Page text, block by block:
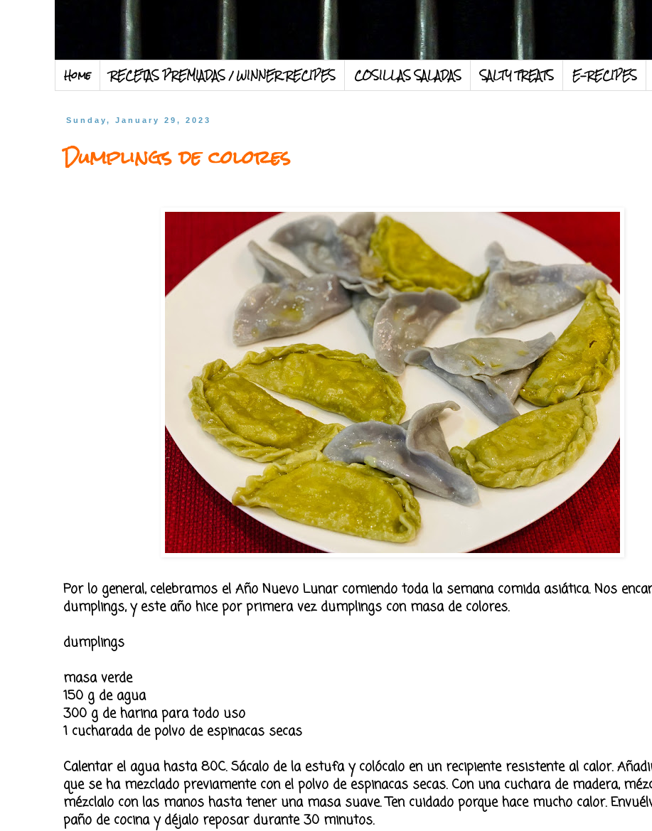
Home RECETAS PREMIADAS / WINNER RECIPES COSILLAS SALADAS SALTY TREATS E-RECIPES
Sunday, January 29, 2023
Dumplings de colores
Por lo general, celebramos el Año Nuevo Lunar comiendo toda la semana comida asiática. Nos
dumplings, y este año hice por primera vez dumplings con masa de colores.
dumplings
masa verde
150 g de agua
300 g de harina para todo uso
1 cucharada de polvo de espinacas secas
Calentar el agua hasta 80C. Sácalo de la estufa y colócalo en un recipiente resistente al calor.
que se ha mezclado previamente con el polvo de espinacas secas. Con una cuchara de madera,
mézclalo con las manos hasta tener una masa suave. Ten cuidado porque hace mucho calor.
paño de cocina y déjalo reposar durante 30 minutos.